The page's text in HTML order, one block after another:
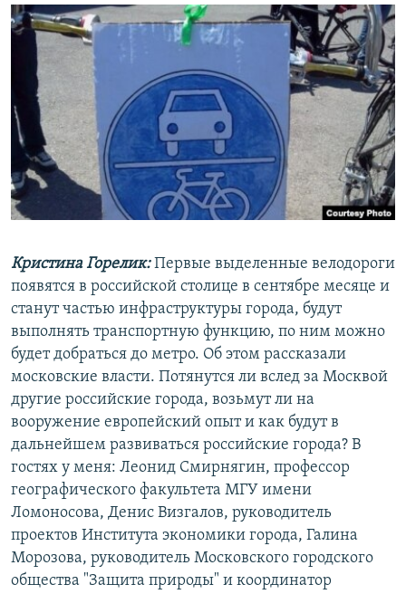
поиску
СЕВЕР.РЕАЛИИ
СИБИРЬ.РЕАЛИИ
РАСПИСАНИЕ ВЕЩАНИЯ
ПОДПИШИТЕСЬ НА РАССЫЛКУ
СОЦИАЛЬНЫЕ СЕТИ
Все сайты РСЕ/РС
Кристина Горелик:Первые выделенные велодороги
появятся в российской столице в сентябре месяце и
станут частью инфраструктуры города, будут
выполнять транспортную функцию, по ним можно
будет добраться до метро. Об этом рассказали
московские власти. Потянутся ли вслед за Москвой
другие российские города, возьмут ли на
вооружение европейский опыт и как будут в
дальнейшем развиваться российские города? В
гостях у меня: Леонид Смирнягин, профессор
географического факультета МГУ имени
Ломоносова, Денис Визгалов, руководитель
проектов Института экономики города, Галина
Морозова, руководитель Московского городского
общества "Защита природы" и координатор